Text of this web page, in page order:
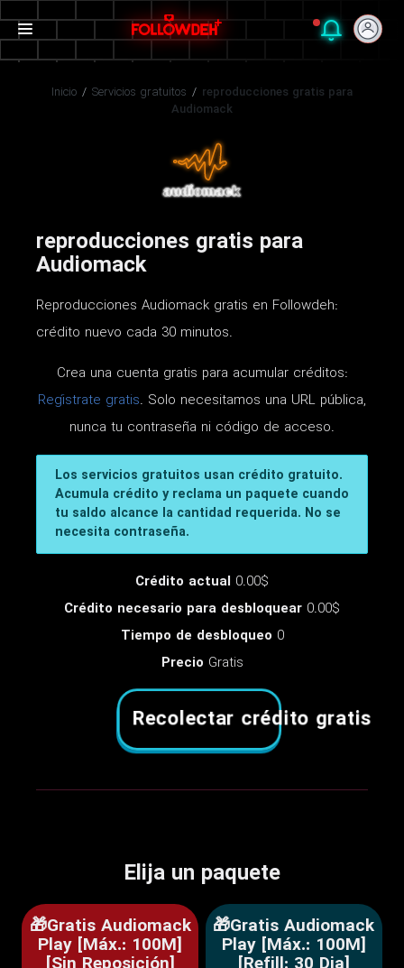
Inicio / Servicios gratuitos / reproducciones gratis para
Audiomack
reproducciones gratis para
Audiomack
Reproducciones Audiomack gratis en Followdeh:
crédito nuevo cada 30 minutos.
Crea una cuenta gratis para acumular créditos:
Regístrate gratis. Solo necesitamos una URL pública,
nunca tu contraseña ni código de acceso.
Los servicios gratuitos usan crédito gratuito.
Acumula crédito y reclama un paquete cuando
tu saldo alcance la cantidad requerida. No se
necesita contraseña.
Crédito actual 0.00$
Crédito necesario para desbloquear 0.00$
Tiempo de desbloqueo 0
Precio Gratis
Recolectar crédito gratis
Elija un paquete
🎁Gratis Audiomack
Play [Máx.: 100M]
🎁Gratis Audiomack
Play [Máx.: 100M]